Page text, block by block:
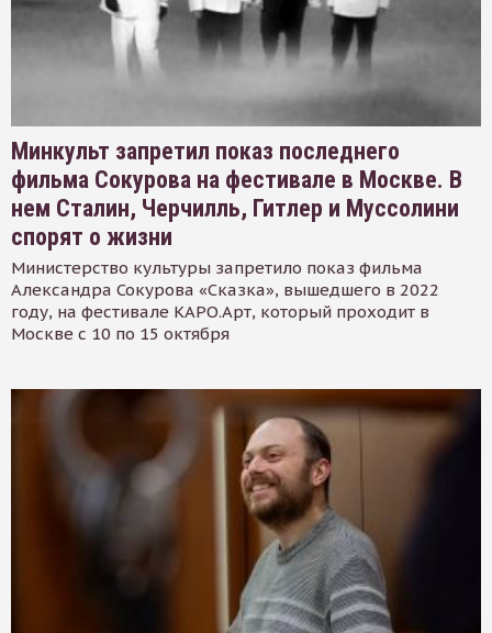
Минкульт запретил показ последнего
фильма Сокурова на фестивале в Москве. В
нем Сталин, Черчилль, Гитлер и Муссолини
спорят о жизни
Министерство культуры запретило показ фильма
Александра Сокурова «Сказка», вышедшего в 2022
году, на фестивале КАРО.Арт, который проходит в
Москве с 10 по 15 октября